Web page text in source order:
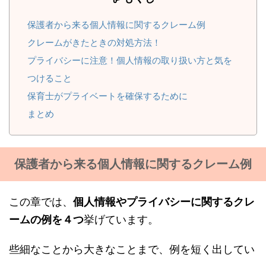
保護者から来る個人情報に関するクレーム例
クレームがきたときの対処方法！
プライバシーに注意！個人情報の取り扱い方と気を
つけること
保育士がプライベートを確保するために
まとめ
保護者から来る個人情報に関するクレーム例
この章では、 個人情報やプライバシーに関するクレ
ームの例を４つ挙げています。
些細なことから大きなことまで、例を短く出してい